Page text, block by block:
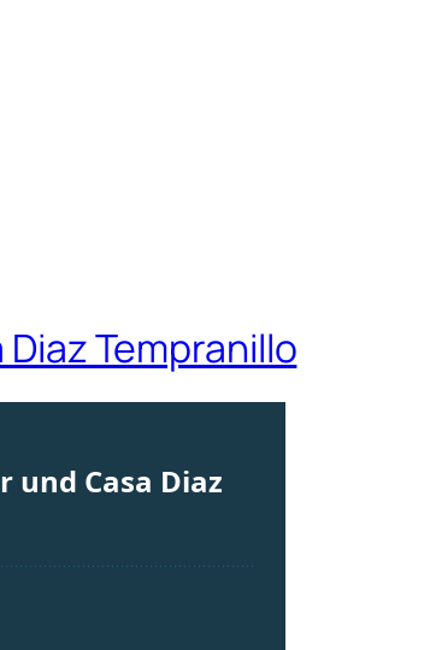
Tempranillo